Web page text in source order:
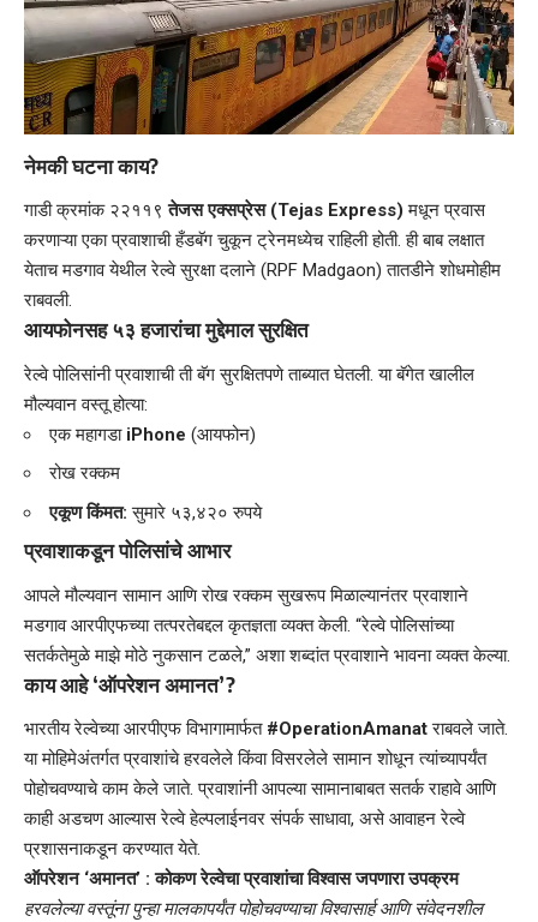
नेमकी घटना काय?
​गाडी क्रमांक २२११९तेजस एक्सप्रेस (Tejas Express) मधून प्रवास
करणाऱ्या एका प्रवाशाची हँडबॅग चुकून ट्रेनमध्येच राहिली होती. ही बाब लक्षात
येताच मडगाव येथीलरेल्वे सुरक्षा दलाने (RPF Madgaon) तातडीने शोधमोहीम
राबवली.
आयफोनसह५३ हजारांचा मुद्देमाल सुरक्षित
​रेल्वे पोलिसांनी प्रवाशाची ती बॅग सुरक्षितपणे ताब्यात घेतली. या बॅगेत खालील
मौल्यवान वस्तू होत्या:
​एक महागडा iPhone (आयफोन)
​रोख रक्कम
एकूण किंमत: सुमारे ५३,४२० रुपये
प्रवाशाकडून पोलिसांचे आभार
​आपले मौल्यवान सामान आणि रोख रक्कम सुखरूप मिळाल्यानंतर प्रवाशाने
मडगाव आरपीएफच्या तत्परतेबद्दल कृतज्ञता व्यक्त केली. “रेल्वे पोलिसांच्या
सतर्कतेमुळे माझे मोठे नुकसान टळले,” अशा शब्दांत प्रवाशाने भावना व्यक्त केल्या.
काय आहे ‘ऑपरेशन अमानत’?
​भारतीय रेल्वेच्या आरपीएफ विभागामार्फत #OperationAmanatराबवले जाते.
या मोहिमेअंतर्गत प्रवाशांचे हरवलेले किंवा विसरलेले सामान शोधून त्यांच्यापर्यंत
पोहोचवण्याचे काम केले जाते. प्रवाशांनी आपल्या सामानाबाबत सतर्क राहावे आणि
काही अडचण आल्यास रेल्वे हेल्पलाईनवर संपर्क साधावा, असे आवाहनरेल्वे
प्रशासनाकडूनकरण्यात येते.
ऑपरेशन ‘अमानत’ : कोकण रेल्वेचा प्रवाशांचा विश्वास जपणारा उपक्रम
हरवलेल्या वस्तूंना पुन्हा मालकापर्यंत पोहोचवण्याचा विश्वासार्ह आणि संवेदनशील